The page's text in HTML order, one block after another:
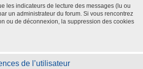
les indicateurs de lecture des messages (lu ou
un administrateur du forum. Si vous rencontrez
ou de déconnexion, la suppression des cookies
de l’utilisateur